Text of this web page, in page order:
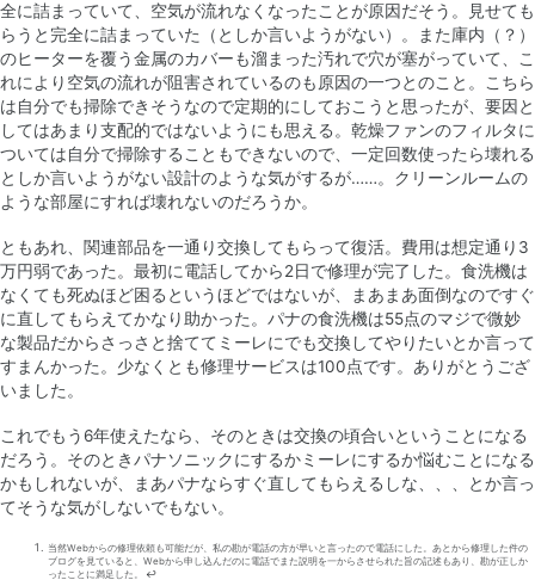
全に詰まっていて、空気が流れなくなったことが原因だそう。見せても
らうと完全に詰まっていた（としか言いようがない）。また庫内（？）
のヒーターを覆う金属のカバーも溜まった汚れで穴が塞がっていて、こ
れにより空気の流れが阻害されているのも原因の一つとのこと。こちら
は自分でも掃除できそうなので定期的にしておこうと思ったが、要因と
してはあまり支配的ではないようにも思える。乾燥ファンのフィルタに
ついては自分で掃除することもできないので、一定回数使ったら壊れる
としか言いようがない設計のような気がするが……。クリーンルームの
ような部屋にすれば壊れないのだろうか。
ともあれ、関連部品を一通り交換してもらって復活。費用は想定通り3
万円弱であった。最初に電話してから2日で修理が完了した。食洗機は
なくても死ぬほど困るというほどではないが、まあまあ面倒なのですぐ
に直してもらえてかなり助かった。パナの食洗機は55点のマジで微妙
な製品だからさっさと捨ててミーレにでも交換してやりたいとか言って
すまんかった。少なくとも修理サービスは100点です。ありがとうござ
いました。
これでもう6年使えたなら、そのときは交換の頃合いということになる
だろう。そのときパナソニックにするかミーレにするか悩むことになる
かもしれないが、まあパナならすぐ直してもらえるしな、、、とか言っ
てそうな気がしないでもない。
当然Webからの修理依頼も可能だが、私の勘が電話の方が早いと言ったので電話にした。あとから修理した件の
ブログを見ていると、Webから申し込んだのに電話でまた説明を一からさせられた旨の記述もあり、勘が正しか
ったことに満足した。 ↩